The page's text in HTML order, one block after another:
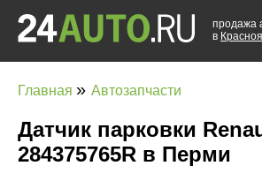
продажа
в
Главная » Автозапчасти
Датчик парковки
284375765R в Перми